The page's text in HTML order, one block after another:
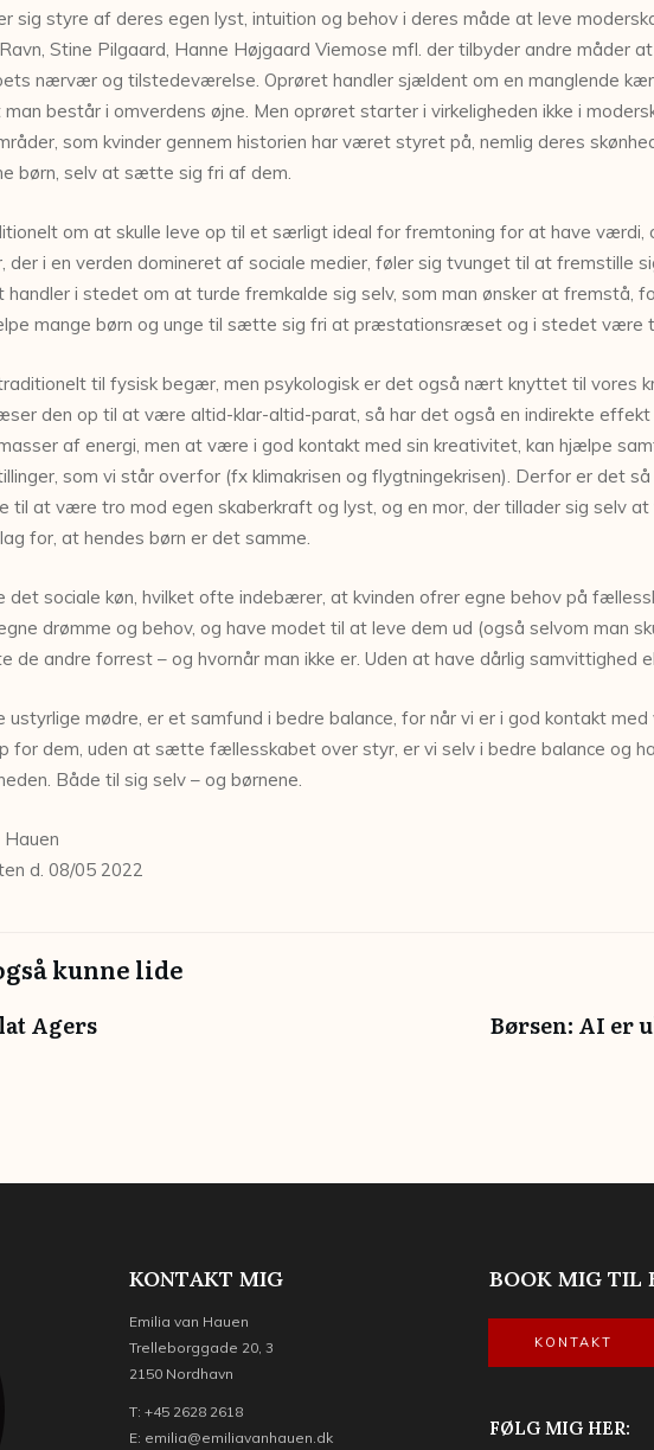
sig styre af deres egen lyst, intuition og behov i deres måde at leve
Stine Pilgaard, Hanne Højgaard Viemose mfl. der tilbyder andre måder
nærvær og tilstedeværelse. Oprøret handler sjældent om en manglende
man består i omverdens øjne. Men oprøret starter i virkeligheden ikke i
som kvinder gennem historien har været styret på, nemlig deres
børn, selv at sætte sig fri af dem.
om at skulle leve op til et særligt ideal for fremtoning for at have
der i en verden domineret af sociale medier, føler sig tvunget til at fremstille
i stedet om at turde fremkalde sig selv, som man ønsker at fremstå,
mange børn og unge til sætte sig fri at præstationsræset og i stedet være
til fysisk begær, men psykologisk er det også nært knyttet til vores
den op til at være altid-klar-altid-parat, så har det også en indirekte
af energi, men at være i god kontakt med sin kreativitet, kan hjælpe
som vi står overfor (fx klimakrisen og flygtningekrisen). Derfor er det
til at være tro mod egen skaberkraft og lyst, og en mor, der tillader sig selv
for, at hendes børn er det samme.
det sociale køn, hvilket ofte indebærer, at kvinden ofrer egne behov på
drømme og behov, og have modet til at leve dem ud (også selvom man
de andre forrest – og hvornår man ikke er. Uden at have dårlig samvittighed
ustyrlige mødre, er et samfund i bedre balance, for når vi er i god kontakt
for dem, uden at sætte fællesskabet over styr, er vi selv i bedre balance og
Både til sig selv – og børnene.
d. 08/05 2022
kunne lide
Agers Børsen: AI er
KONTAKT MIG
Emilia van Hauen
Trelleborggade 20, 3
2150 Nordhavn
T: +45 2628 2618
E: emilia@emiliavanhauen.dk
BOOK MIG TIL
KONTAKT
FØLG MIG HER: